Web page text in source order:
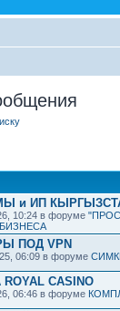
и ИП
10:24 в форуме
ПОД VPN
06:09 в форуме
CASINO
06:46 в форуме